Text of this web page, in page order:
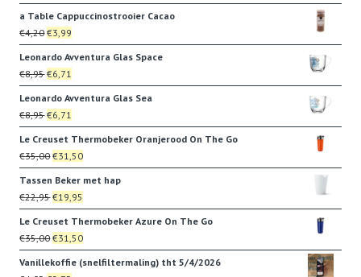
prijs
was:
€35,00.
prijs
a Table Cappuccinostrooier Cacao
€4,20Oorspronkelijke
prijs
was:
€4,20.
€3,99
prijs
is:
€3,99.
Leonardo Avventura Glas Space
€8,95Oorspronkelijke
prijs
was:
€8,95.
€6,71
prijs
is:
€6,71.
Leonardo Avventura Glas Sea
€8,95Oorspronkelijke
prijs
was:
€8,95.
€6,71
prijs
is:
€6,71.
Le Creuset Thermobeker Oranjerood On The Go
€35,00Oorspronkelijke
prijs
was:
€35,00.
€31,50Huidige
prijs
is:
€31,50.
Tassen Beker met hap
€22,95Oorspronkelijke
prijs
was:
€22,95.
€19,95
prijs
is:
€19,95.
Le Creuset Thermobeker Azure On The Go
€35,00Oorspronkelijke
prijs
was:
€31,50Huidige
prijs
Vanillekoffie (snelfiltermaling) tht 5/4/2026